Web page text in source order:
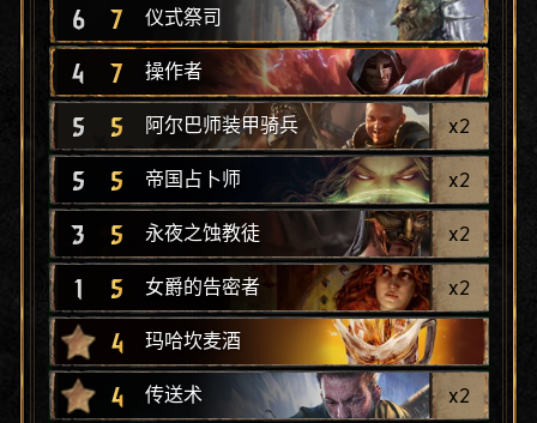
6 7 仪式祭司
4 7 操作者
5 5 阿尔巴师装甲骑兵 x2
5 5 帝国占卜师 x2
3 5 永夜之蚀教徒 x2
1 5 女爵的告密者 x2
4 玛哈坎麦酒
4 传送术 x2